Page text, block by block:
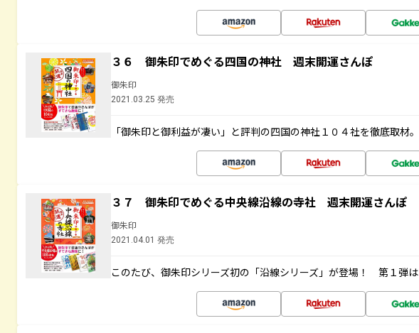
３６ 御朱印でめぐる四国の神社 週末開運さんぽ
御朱印
2021.03.25 発売
「御朱印と御利益が凄い」と評判の四国の神社１０４社を徹底取材。
３７ 御朱印でめぐる中央線沿線の寺社 週末開運さんぽ
御朱印
2021.04.01 発売
このたび、御朱印シリーズ初の「沿線シリーズ」が登場！ 第１弾は